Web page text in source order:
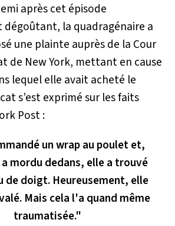
après cet épisode
la quadragénaire a
une plainte auprès de la Cour
de New York, mettant en cause
lequel elle avait acheté le
s’est exprimé sur les faits
Post :
un wrap au poulet et,
mordu dedans, elle a trouvé
de doigt. Heureusement, elle
Mais cela l'a quand même
traumatisée."